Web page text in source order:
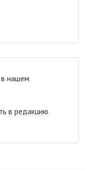
нашем
в редакцию